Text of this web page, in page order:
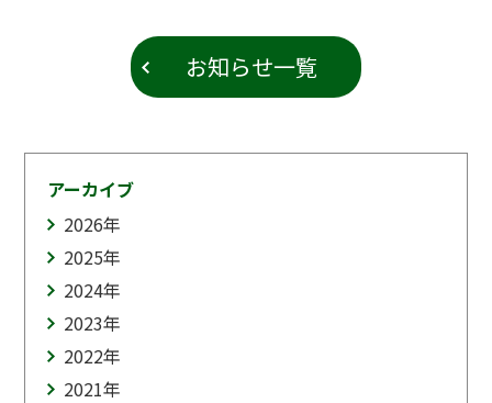
お知らせ一覧
アーカイブ
2026年
2025年
2024年
2023年
2022年
2021年